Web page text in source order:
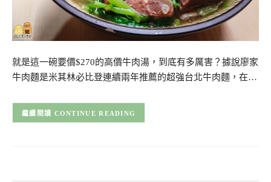
就是這一碗要價$270的高價牛肉湯，到底有多厲害？據說廖家
牛肉麵是米其林必比登連續兩年推薦的超強台北牛肉麵，在…
CONTINUE READING